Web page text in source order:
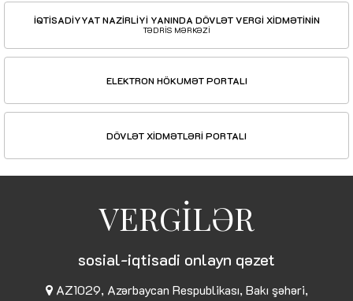
İQTİSADİYYAT NAZİRLİYİ YANINDA DÖVLƏT VERGİ XİDMƏTİNİN
TƏDRİS MƏRKƏZİ
ELEKTRON HÖKUMƏT PORTALI
DÖVLƏT XİDMƏTLƏRİ PORTALI
VERGİLƏR
sosial-iqtisadi onlayn qəzet
AZ1029, Azərbaycan Respublikası, Bakı şəhəri,